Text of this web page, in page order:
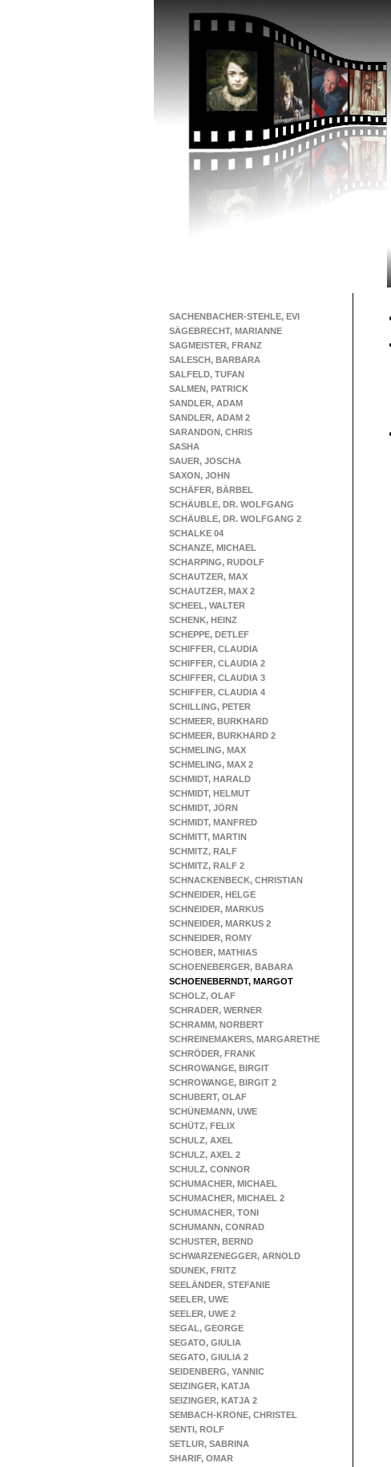
SACHENBACHER-STEHLE, EVI
SÄGEBRECHT, MARIANNE
SAGMEISTER, FRANZ
SALESCH, BARBARA
SALFELD, TUFAN
SALMEN, PATRICK
SANDLER, ADAM
SANDLER, ADAM 2
SARANDON, CHRIS
SASHA
SAUER, JOSCHA
SAXON, JOHN
SCHÄFER, BÄRBEL
SCHÄUBLE, DR. WOLFGANG
SCHÄUBLE, DR. WOLFGANG 2
SCHALKE 04
SCHANZE, MICHAEL
SCHARPING, RUDOLF
SCHAUTZER, MAX
SCHAUTZER, MAX 2
SCHEEL, WALTER
SCHENK, HEINZ
SCHEPPE, DETLEF
SCHIFFER, CLAUDIA
SCHIFFER, CLAUDIA 2
SCHIFFER, CLAUDIA 3
SCHIFFER, CLAUDIA 4
SCHILLING, PETER
SCHMEER, BURKHARD
SCHMEER, BURKHARD 2
SCHMELING, MAX
SCHMELING, MAX 2
SCHMIDT, HARALD
SCHMIDT, HELMUT
SCHMIDT, JÖRN
SCHMIDT, MANFRED
SCHMITT, MARTIN
SCHMITZ, RALF
SCHMITZ, RALF 2
SCHNACKENBECK, CHRISTIAN
SCHNEIDER, HELGE
SCHNEIDER, MARKUS
SCHNEIDER, MARKUS 2
SCHNEIDER, ROMY
SCHOBER, MATHIAS
SCHOENEBERGER, BABARA
SCHOENEBERNDT, MARGOT
SCHOLZ, OLAF
SCHRADER, WERNER
SCHRAMM, NORBERT
SCHREINEMAKERS, MARGARETHE
SCHRÖDER, FRANK
SCHROWANGE, BIRGIT
SCHROWANGE, BIRGIT 2
SCHUBERT, OLAF
SCHÜNEMANN, UWE
SCHÜTZ, FELIX
SCHULZ, AXEL
SCHULZ, AXEL 2
SCHULZ, CONNOR
SCHUMACHER, MICHAEL
SCHUMACHER, MICHAEL 2
SCHUMACHER, TONI
SCHUMANN, CONRAD
SCHUSTER, BERND
SCHWARZENEGGER, ARNOLD
SDUNEK, FRITZ
SEELÄNDER, STEFANIE
SEELER, UWE
SEELER, UWE 2
SEGAL, GEORGE
SEGATO, GIULIA
SEGATO, GIULIA 2
SEIDENBERG, YANNIC
SEIZINGER, KATJA
SEIZINGER, KATJA 2
SEMBACH-KRONE, CHRISTEL
SENTI, ROLF
SETLUR, SABRINA
SHARIF, OMAR